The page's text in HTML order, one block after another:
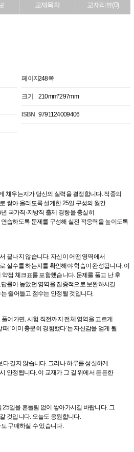
교재목차 교재리뷰(0)
페이지248쪽
크기 210mm*297mm
ISBN 9791124009406
채우는지가 당신의 실력을 결정합니다. 적중의
쌓아 올리도록 설계한 25일 구성의 월간
국가직·지방직 출제 경향을 충실히
습하도록 문제를 구성해 실전 적응력을 높이도록
끝나지 않습니다. 자신이 어떤 영역에서
실수를 하는지를 확인해야 학습이 완성됩니다. 이
점 체크표를 포함했습니다. 문제를 풀고 난 후
률이 높았던 영역을 집중적으로 보완하시길
줄어들고 점수는 안정될 것입니다.
어가면, 시험 직전까지 전체 영역을 고르게
‘이미 충분히 경험했다’는 자신감을 얻게 될
길지 않습니다. 그러나 하루를 성실하게
안정됩니다. 이 교재가 그 길 위에서 든든한
25일을 흔들림 없이 쌓아가시길 바랍니다. 그
것입니다. 오늘도 응원합니다.
구매하실 수 있습니다.